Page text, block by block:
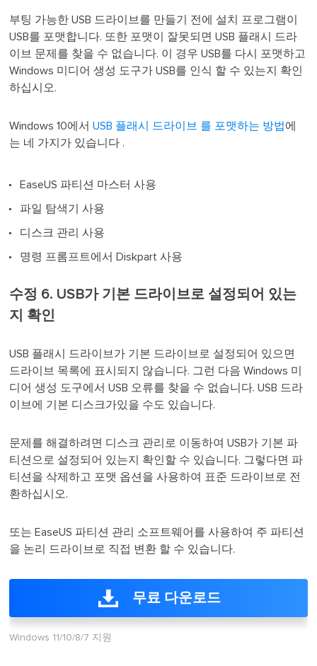
부팅 가능한 USB 드라이브를 만들기 전에 설치 프로그램이
USB를 포맷합니다. 또한 포맷이 잘못되면 USB 플래시 드라
이브 문제를 찾을 수 없습니다. 이 경우 USB를 다시 포맷하고
Windows 미디어 생성 도구가 USB를 인식 할 수 있는지 확인
하십시오.
Windows 10에서USB 플래시 드라이브 를 포맷하는 방법에
는 네 가지가 있습니다 .
EaseUS 파티션 마스터 사용
파일 탐색기 사용
디스크 관리 사용
명령 프롬프트에서 Diskpart 사용
수정 6. USB가 기본 드라이브로 설정되어 있는
지 확인
USB 플래시 드라이브가 기본 드라이브로 설정되어 있으면
드라이브 목록에 표시되지 않습니다. 그런 다음 Windows 미
디어 생성 도구에서 USB 오류를 찾을 수 없습니다. USB 드라
이브에 기본 디스크가있을 수도 있습니다.
문제를 해결하려면 디스크 관리로 이동하여 USB가 기본 파
티션으로 설정되어 있는지 확인할 수 있습니다. 그렇다면 파
티션을 삭제하고 포맷 옵션을 사용하여 표준 드라이브로 전
환하십시오.
또는 EaseUS 파티션 관리 소프트웨어를 사용하여 주 파티션
을 논리 드라이브로 직접 변환 할 수 있습니다.
무료 다운로드
Windows 11/10/8/7 지원